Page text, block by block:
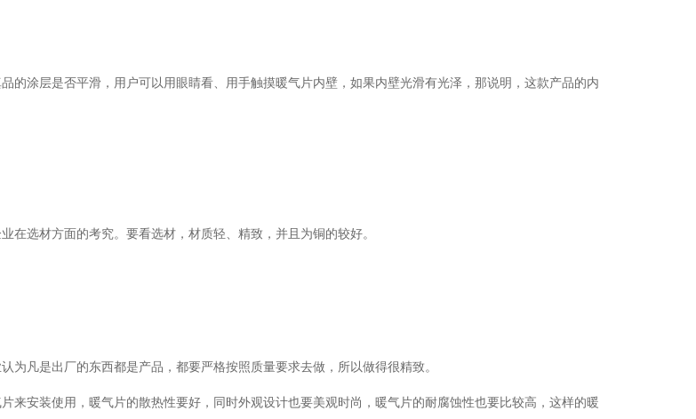
涂层是否平滑，用户可以用眼睛看、用手触摸暖气片内壁，如果内壁光滑有光泽，那说明，这款产品的内
选材方面的考究。要看选材，材质轻、精致，并且为铜的较好。
凡是出厂的东西都是产品，都要严格按照质量要求去做，所以做得很精致。
安装使用，暖气片的散热性要好，同时外观设计也要美观时尚，暖气片的耐腐蚀性也要比较高，这样的暖